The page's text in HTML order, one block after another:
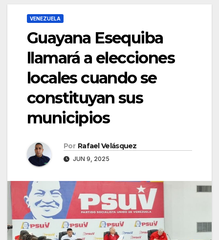
VENEZUELA
Guayana Esequiba
llamará a elecciones
locales cuando se
constituyan sus
municipios
Por Rafael Velásquez
JUN 9, 2025